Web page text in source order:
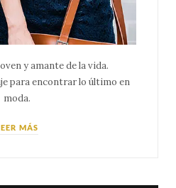
y amante de la vida.
para encontrar lo último en
moda.
MÁS